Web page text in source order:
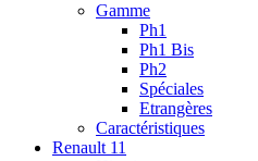
Gamme
Ph1
Ph1 Bis
Ph2
Spéciales
Etrangères
Caractéristiques
Renault 11